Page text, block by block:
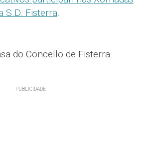
S.D. Fisterra.
do Concello de Fisterra.